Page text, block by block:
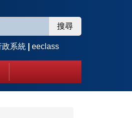
搜尋
政系統 eeclass